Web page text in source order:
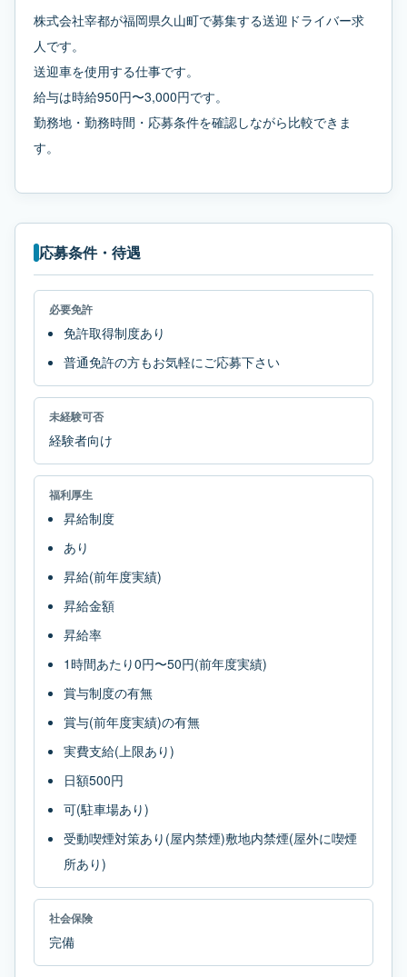
株式会社宰都が福岡県久山町で募集する送迎ドライバー求
人です。
送迎車を使用する仕事です。
給与は時給950円〜3,000円です。
勤務地・勤務時間・応募条件を確認しながら比較できま
す。
応募条件・待遇
必要免許
免許取得制度あり
普通免許の方もお気軽にご応募下さい
未経験可否
経験者向け
福利厚生
昇給制度
あり
昇給(前年度実績)
昇給金額
昇給率
1時間あたり0円〜50円(前年度実績)
賞与制度の有無
賞与(前年度実績)の有無
実費支給(上限あり)
日額500円
可(駐車場あり)
受動喫煙対策あり(屋内禁煙)敷地内禁煙(屋外に喫煙
所あり)
社会保険
完備